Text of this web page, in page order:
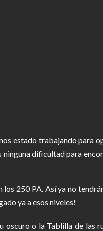
estado trabajando para
dificultad para
250 PA. Así ya no
ya a esos niveles!
o la Tablilla de las